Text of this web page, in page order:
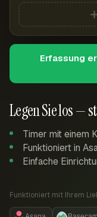
Legen Sie los —
Timer mit einem
Funktioniert in
Einfache
Funktioniert mit Ihrem
Erfassung